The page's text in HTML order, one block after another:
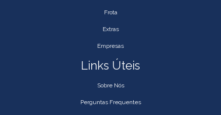
Frota
Extras
Empresas
Links Úteis
Sobre Nós
Perguntas Frequentes